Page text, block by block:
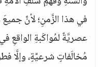
في هذا الزَّمنِ؛ لأنَّ
عصريَّةٌ لمُواكَبةِ الواقعِ
مُخالَفاتٍ شرعيَّةٍ، وإلَّا